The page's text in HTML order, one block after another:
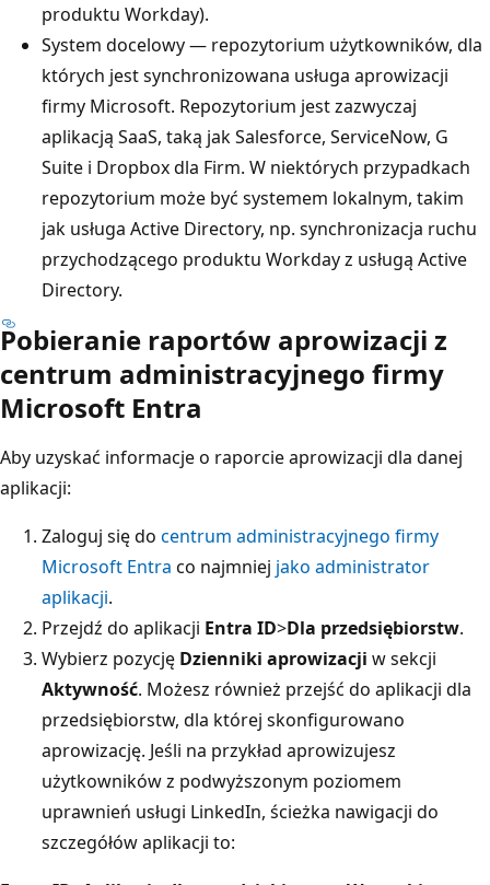
produktu Workday).
System docelowy — repozytorium użytkowników, dla
których jest synchronizowana usługa aprowizacji
firmy Microsoft. Repozytorium jest zazwyczaj
aplikacją SaaS, taką jak Salesforce, ServiceNow, G
Suite i Dropbox dla Firm. W niektórych przypadkach
repozytorium może być systemem lokalnym, takim
jak usługa Active Directory, np. synchronizacja ruchu
przychodzącego produktu Workday z usługą Active
Directory.
Pobieranie raportów aprowizacji z
centrum administracyjnego firmy
Microsoft Entra
Aby uzyskać informacje o raporcie aprowizacji dla danej
aplikacji:
Zaloguj się do centrum administracyjnego firmy
Microsoft Entra co najmniej jako administrator
aplikacji.
Przejdź do aplikacji Entra ID>Dla przedsiębiorstw.
Wybierz pozycję Dzienniki aprowizacji w sekcji
Aktywność. Możesz również przejść do aplikacji dla
przedsiębiorstw, dla której skonfigurowano
aprowizację. Jeśli na przykład aprowizujesz
użytkowników z podwyższonym poziomem
uprawnień usługi LinkedIn, ścieżka nawigacji do
szczegółów aplikacji to: